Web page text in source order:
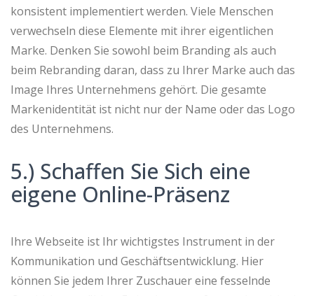
konsistent implementiert werden. Viele Menschen
verwechseln diese Elemente mit ihrer eigentlichen
Marke. Denken Sie sowohl beim Branding als auch
beim Rebranding daran, dass zu Ihrer Marke auch das
Image Ihres Unternehmens gehört. Die gesamte
Markenidentität ist nicht nur der Name oder das Logo
des Unternehmens.
5.) Schaffen Sie Sich eine
eigene Online-Präsenz
Ihre Webseite ist Ihr wichtigstes Instrument in der
Kommunikation und Geschäftsentwicklung. Hier
können Sie jedem Ihrer Zuschauer eine fesselnde